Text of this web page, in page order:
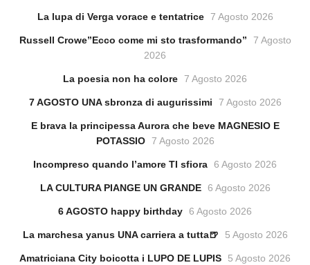
La lupa di Verga vorace e tentatrice 7 Agosto 2026
Russell Crowe”Ecco come mi sto trasformando”
7 Agosto
2026
La poesia non ha colore 7 Agosto 2026
7 AGOSTO UNA sbronza di augurissimi 7 Agosto 2026
E brava la principessa Aurora che beve MAGNESIO E
POTASSIO 7 Agosto 2026
Incompreso quando l’amore TI sfiora 6 Agosto 2026
LA CULTURA PIANGE UN GRANDE 6 Agosto 2026
6 AGOSTO happy birthday 6 Agosto 2026
La marchesa yanus UNA carriera a tutta🍺 5 Agosto 2026
Amatriciana City boicotta i LUPO DE LUPIS 5 Agosto 2026